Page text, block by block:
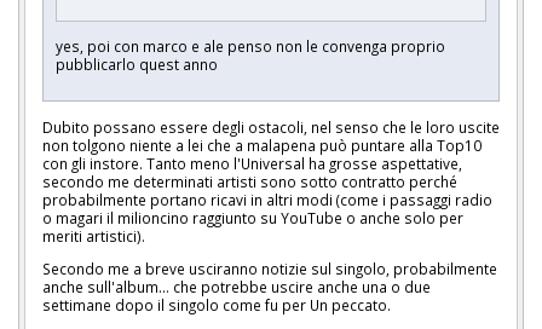
yes, poi con marco e ale penso non le convenga proprio
pubblicarlo quest anno
Dubito possano essere degli ostacoli, nel senso che le loro uscite
non tolgono niente a lei che a malapena può puntare alla Top10
con gli instore. Tanto meno l'Universal ha grosse aspettative,
secondo me determinati artisti sono sotto contratto perché
probabilmente portano ricavi in altri modi (come i passaggi radio
o magari il milioncino raggiunto su YouTube o anche solo per
meriti artistici).
Secondo me a breve usciranno notizie sul singolo, probabilmente
anche sull'album... che potrebbe uscire anche una o due
settimane dopo il singolo come fu per Un peccato.